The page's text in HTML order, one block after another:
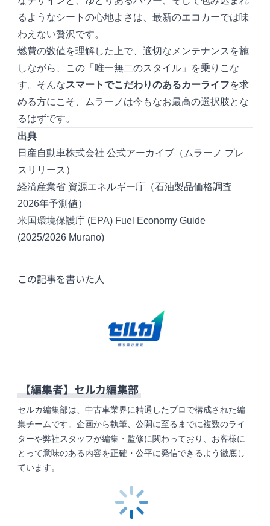
るようなシートの心地よさは、最新のエコカーでは味
わえない贅沢です。
燃費の数値を理解した上で、適切なメンテナンスを施
しながら、この「唯一無二のスタイル」を乗りこな
す。そんなスマートでこだわりのあるカーライフを求
める方にこそ、ムラーノは今もなお最高の選択肢とな
るはずです。
出典
日産自動車株式会社 公式アーカイブ（ムラーノ プレ
スリリース）
経済産業省 資源エネルギー庁（石油製品価格調査
2026年予測値）
米国環境保護庁 (EPA) Fuel Economy Guide
(2025/2026 Murano)
この記事を書いた人
【編集者】セルカ編集部
セルカ編集部は、中古車業界に精通したプロで構成された編
集チームです。企画から執筆、公開に至るまでに複数のライ
ターや弊社スタッフが編集・監修に関わっており、お客様に
とって意味のある内容を正確・公平に発信できるよう徹底し
ています。